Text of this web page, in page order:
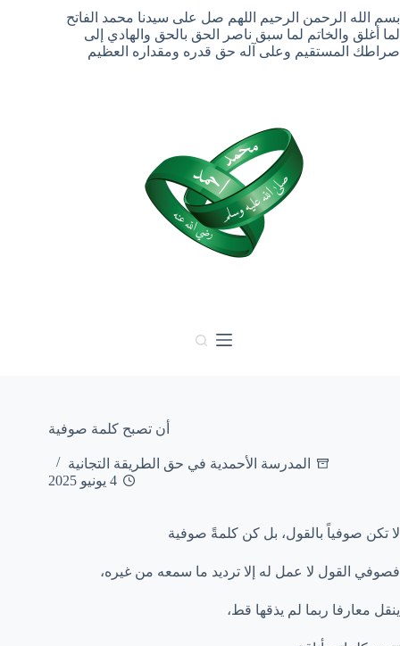
التجاوز
إلى
المحتوى
بسم الله الرحمن الرحيم اللهم صل على سيدنا محمد الفاتح
لما أغلق والخاتم لما سبق ناصر الحق بالحق والهادي إلى
صراطك المستقيم وعلى آله حق قدره ومقداره العظيم
أن تصبح كلمة صوفية
المدرسة الأحمدية في حق الطريقة التجانية
4 يونيو 2025